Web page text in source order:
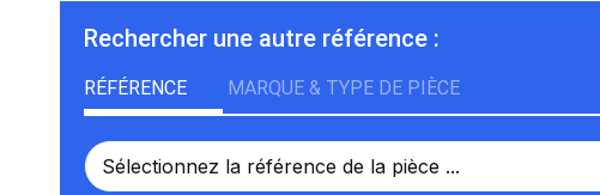
Rechercher une autre référence :
RÉFÉRENCE MARQUE & TYPE DE PIÈCE